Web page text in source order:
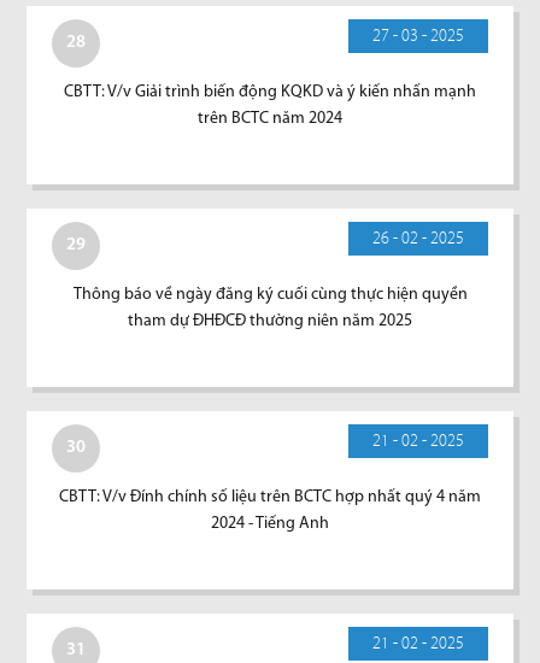
28 27 - 03 - 2025
CBTT: V/v Giải trình biến động KQKD và ý kiến nhấn mạnh
trên BCTC năm 2024
29 26 - 02 - 2025
Thông báo về ngày đăng ký cuối cùng thực hiện quyền
tham dự ĐHĐCĐ thường niên năm 2025
30 21 - 02 - 2025
CBTT: V/v Đính chính số liệu trên BCTC hợp nhất quý 4 năm
2024 - Tiếng Anh
31 21 - 02 - 2025